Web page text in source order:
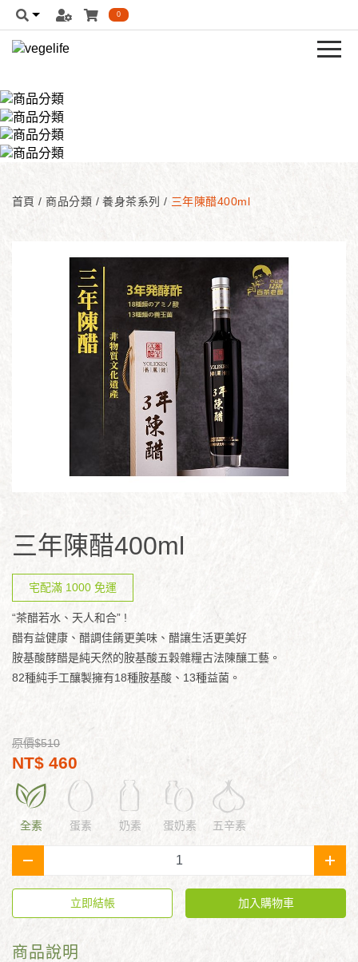
0
首頁/ 商品分類 /養身茶系列/ 三年陳醋400ml
三年陳醋400ml
宅配滿 1000 免運
“茶醋若水、天人和合” !
醋有益健康、醋調佳餚更美味、醋讓生活更美好
胺基酸酵醋是純天然的胺基酸五穀雜糧古法陳釀工藝。
82種純手工釀製擁有18種胺基酸、13種益菌。
原價$510
NT$ 460
全素 蛋素 奶素 蛋奶素 五辛素
- +
立即結帳 加入購物車
商品說明